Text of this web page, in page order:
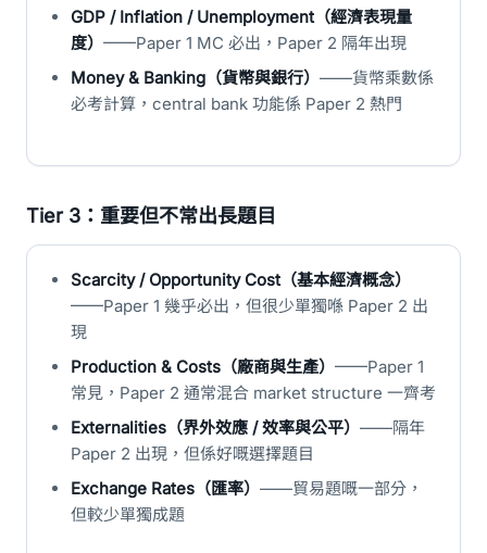
GDP / Inflation / Unemployment（經濟表現量
度） ——Paper 1 MC 必出，Paper 2 隔年出現
Money & Banking（貨幣與銀行） ——貨幣乘數係
必考計算，central bank 功能係 Paper 2 熱門
Tier 3：重要但不常出長題目
Scarcity / Opportunity Cost（基本經濟概念）
——Paper 1 幾乎必出，但很少單獨喺 Paper 2 出
現
Production & Costs（廠商與生產） ——Paper 1
常見，Paper 2 通常混合 market structure 一齊考
Externalities（界外效應 / 效率與公平） ——隔年
Paper 2 出現，但係好嘅選擇題目
Exchange Rates（匯率） ——貿易題嘅一部分，
但較少單獨成題